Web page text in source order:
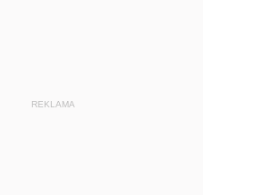
REKLAMA